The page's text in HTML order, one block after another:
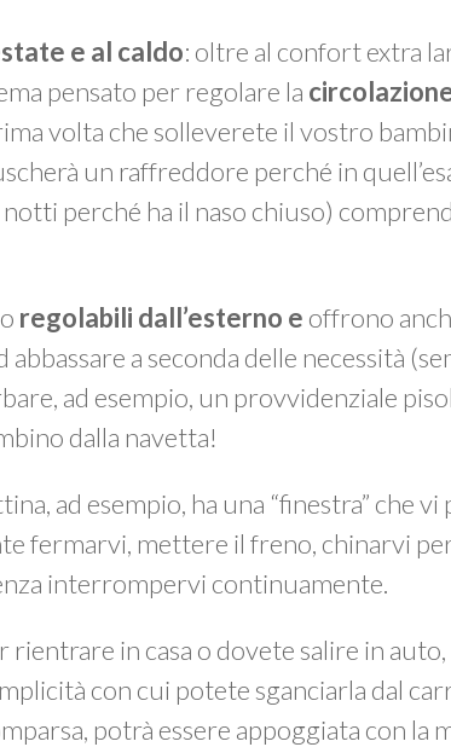
e al caldo: oltre al confort extra
pensato per regolare la
volta che solleverete il vostro
un raffreddore perché in
perché ha il naso chiuso)
regolabili dall’esterno e offrono
a seconda delle necessità
ad esempio, un provvidenziale
dalla navetta!
ad esempio, ha una “finestra” che
fermarvi, mettere il freno, chinarvi
interrompervi continuamente.
in casa o dovete salire in auto,
con cui potete sganciarla dal
potrà essere appoggiata con la